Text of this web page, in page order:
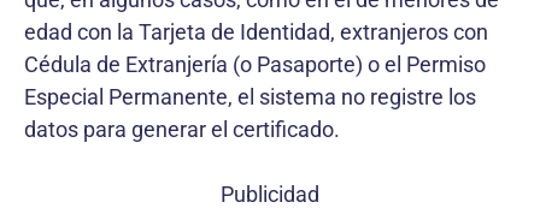
edad con la Tarjeta de Identidad, extranjeros con
Cédula de Extranjería (o Pasaporte) o el Permiso
Especial Permanente, el sistema no registre los
datos para generar el certificado.
Publicidad